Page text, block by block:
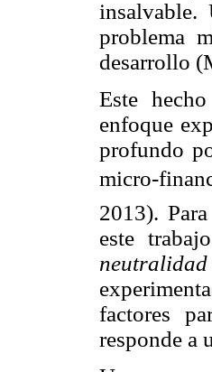
insalvable.
problema
desarrollo
Este
enfoque
profundo
micro-
2013).
este
neutralidad
factores
responde a